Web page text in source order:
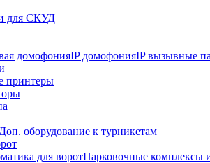
для СКУД
домофонияIP домофонияIP вызывные
принтеры
Доп. оборудование к турникетам
для воротПарковочные комплексы